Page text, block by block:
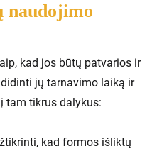
naudojimo
kad jos būtų patvarios ir
jų tarnavimo laiką ir
tam tikrus dalykus:
kad formos išliktų